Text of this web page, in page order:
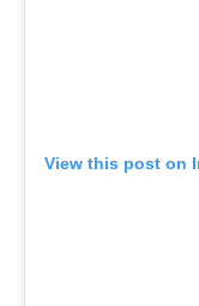
View this post on